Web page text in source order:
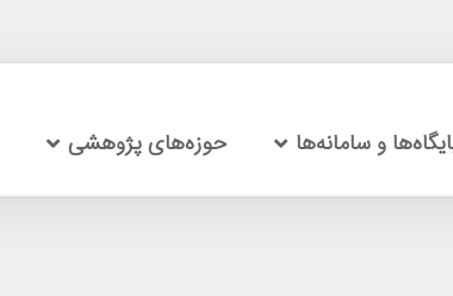
و سامانه‌ها حوزه‌های پژوهشی